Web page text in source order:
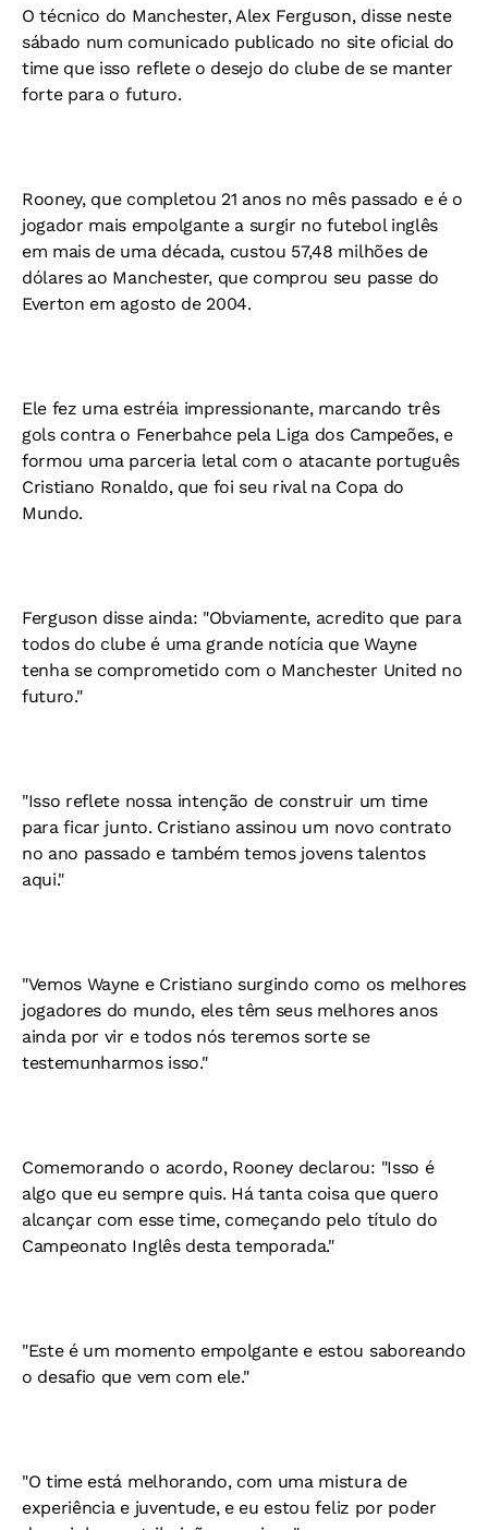
O técnico do Manchester, Alex Ferguson, disse neste
sábado num comunicado publicado no site oficial do
time que isso reflete o desejo do clube de se manter
forte para o futuro.
Rooney, que completou 21 anos no mês passado e é o
jogador mais empolgante a surgir no futebol inglês
em mais de uma década, custou 57,48 milhões de
dólares ao Manchester, que comprou seu passe do
Everton em agosto de 2004.
Ele fez uma estréia impressionante, marcando três
gols contra o Fenerbahce pela Liga dos Campeões, e
formou uma parceria letal com o atacante português
Cristiano Ronaldo, que foi seu rival na Copa do
Mundo.
Ferguson disse ainda: "Obviamente, acredito que para
todos do clube é uma grande notícia que Wayne
tenha se comprometido com o Manchester United no
futuro."
"Isso reflete nossa intenção de construir um time
para ficar junto. Cristiano assinou um novo contrato
no ano passado e também temos jovens talentos
aqui."
"Vemos Wayne e Cristiano surgindo como os melhores
jogadores do mundo, eles têm seus melhores anos
ainda por vir e todos nós teremos sorte se
testemunharmos isso."
Comemorando o acordo, Rooney declarou: "Isso é
algo que eu sempre quis. Há tanta coisa que quero
alcançar com esse time, começando pelo título do
Campeonato Inglês desta temporada."
"Este é um momento empolgante e estou saboreando
o desafio que vem com ele."
"O time está melhorando, com uma mistura de
experiência e juventude, e eu estou feliz por poder